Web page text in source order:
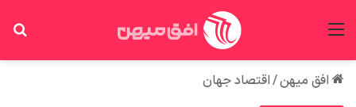
افق میهن/اقتصاد جهان